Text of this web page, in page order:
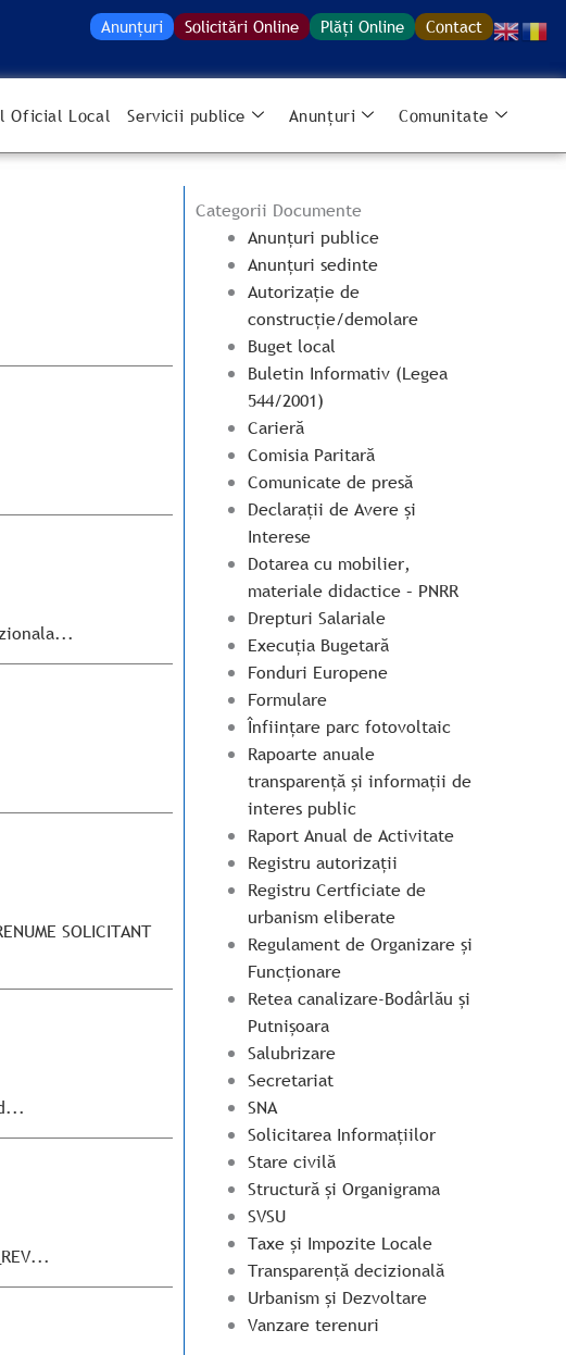
Anunțuri Solicitări Online Plăți Online Contact
Oficial Local Servicii publice Anunțuri Comunitate
SOLICITANT
Categorii Documente
Anunțuri publice
Anunțuri sedinte
Autorizație de
construcție/demolare
Buget local
Buletin Informativ (Legea
544/2001)
Carieră
Comisia Paritară
Comunicate de presă
Declarații de Avere și
Interese
Dotarea cu mobilier,
materiale didactice – PNRR
Drepturi Salariale
Execuția Bugetară
Fonduri Europene
Formulare
Înființare parc fotovoltaic
Rapoarte anuale
transparență și informații de
interes public
Raport Anual de Activitate
Registru autorizații
Registru Certficiate de
urbanism eliberate
Regulament de Organizare și
Funcționare
Retea canalizare-Bodârlău și
Putnișoara
Salubrizare
Secretariat
SNA
Solicitarea Informațiilor
Stare civilă
Structură și Organigrama
SVSU
Taxe și Impozite Locale
Transparență decizională
Urbanism și Dezvoltare
Vanzare terenuri